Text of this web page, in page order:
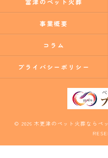
事業概要
コラム
プライバシーポリシー
© 2026 木更津のペット火葬ならペ